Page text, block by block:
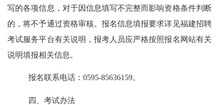
写的各项信息，对于因信息填写不完整而影响资格条件判断
的，将不予通过资格审核。报名信息填报要求详见福建招聘
考试服务平台有关说明，报考人员应严格按照报名网站有关
说明填报相关信息。
报名联系电话： 0595-85636159。
四、考试办法